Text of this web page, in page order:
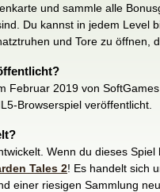
und sammle alle
Du kannst in jedem Level
und Tore zu öffnen,
Februar 2019 von
Browserspiel veröffentlicht.
Wenn du dieses
Tales 2! Es handelt sich
einer riesigen Sammlung